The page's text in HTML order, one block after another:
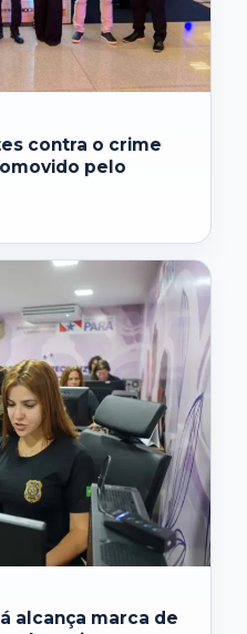
contra o crime
pelo
alcança marca de